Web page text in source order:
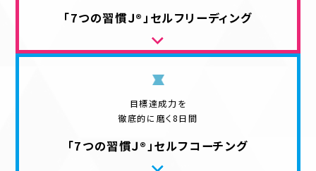
「7つの習慣Ｊ®」 セルフリーディング
目標達成力を
徹底的に磨く8日間
「7つの習慣Ｊ®」セルフコーチング